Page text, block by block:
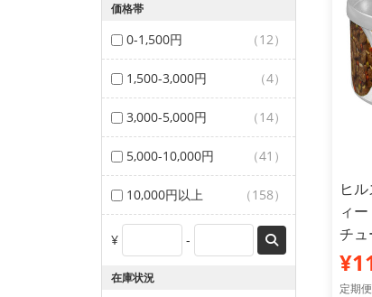
価格帯
0-1,500円 （12）
1,500-3,000円 （4）
3,000-5,000円 （14）
5,000-10,000円 （41）
10,000円以上 （158）
¥ -
在庫状況
ヒ
ィ
チ
定期